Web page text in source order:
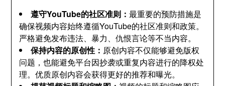
遵守YouTube的社区准则：最重要的预防措施是
确保视频内容始终遵循YouTube的社区准则和政策。
严格避免发布违法、暴力、仇恨言论等不当内容。
保持内容的原创性： 原创内容不仅能够避免版权
问题，也能避免平台因抄袭或重复内容进行的降权处
理。优质原创内容会获得更好的推荐和曝光。